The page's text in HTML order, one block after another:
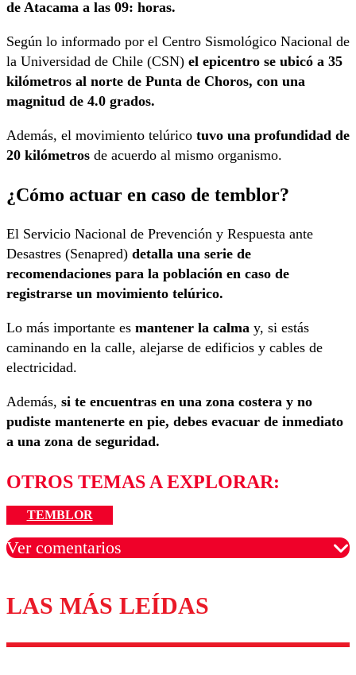
de Atacama a las 09: horas.
Según lo informado por el Centro Sismológico Nacional de
la Universidad de Chile (CSN) el epicentro se ubicó a 35
kilómetros al norte de Punta de Choros, con una
magnitud de 4.0 grados.
Además, el movimiento telúrico tuvo una profundidad de
20 kilómetros de acuerdo al mismo organismo.
¿Cómo actuar en caso de temblor?
El Servicio Nacional de Prevención y Respuesta ante
Desastres (Senapred) detalla una serie de
recomendaciones para la población en caso de
registrarse un movimiento telúrico.
Lo más importante es mantener la calma y, si estás
caminando en la calle, alejarse de edificios y cables de
electricidad.
Además, si te encuentras en una zona costera y no
pudiste mantenerte en pie, debes evacuar de inmediato
a una zona de seguridad.
OTROS TEMAS A EXPLORAR:
TEMBLOR
Ver comentarios
Los comentarios son moderados para garantizar un
diálogo respetuoso.
Nombre
LAS MÁS LEÍDAS